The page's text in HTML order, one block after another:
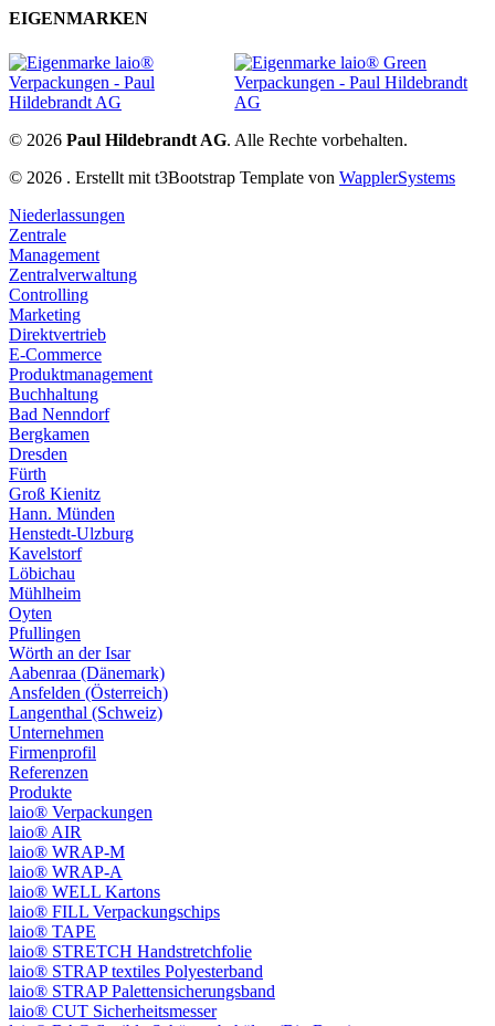
EIGENMARKEN
© 2026 Paul Hildebrandt AG. Alle Rechte vorbehalten.
© 2026 . Erstellt mit t3Bootstrap Template von WapplerSystems
Niederlassungen
Zentrale
Management
Zentralverwaltung
Controlling
Marketing
Direktvertrieb
E-Commerce
Produktmanagement
Buchhaltung
Bad Nenndorf
Bergkamen
Dresden
Fürth
Groß Kienitz
Hann. Münden
Henstedt-Ulzburg
Kavelstorf
Löbichau
Mühlheim
Oyten
Pfullingen
Wörth an der Isar
Aabenraa (Dänemark)
Ansfelden (Österreich)
Langenthal (Schweiz)
Unternehmen
Firmenprofil
Referenzen
Produkte
laio® Verpackungen
laio® AIR
laio® WRAP-M
laio® WRAP-A
laio® WELL Kartons
laio® FILL Verpackungschips
laio® TAPE
laio® STRETCH Handstretchfolie
laio® STRAP textiles Polyesterband
laio® STRAP Palettensicherungsband
laio® CUT Sicherheitsmesser